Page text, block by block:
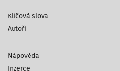
Klíčová slova
Autoři
Nápověda
Inzerce